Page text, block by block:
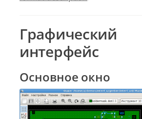
Графический
интерфейс
Основное окно